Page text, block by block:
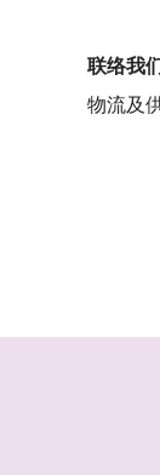
联络我
物流及